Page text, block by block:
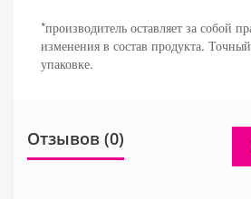
*производитель оставляет за собой
изменения в состав продукта.
упаковке.
Отзывов (0)